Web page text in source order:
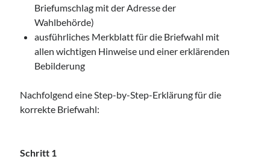
Briefumschlag mit der Adresse der
Wahlbehörde)
ausführliches Merkblatt für die Briefwahl mit
allen wichtigen Hinweise und einer erklärenden
Bebilderung
Nachfolgend eine Step-by-Step-Erklärung für die
korrekte Briefwahl:
Schritt 1